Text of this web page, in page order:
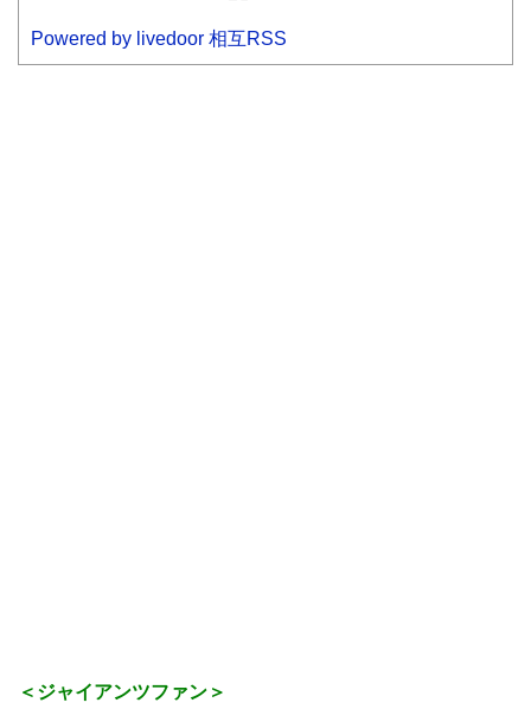
Powered by livedoor 相互RSS
＜ジャイアンツファン＞